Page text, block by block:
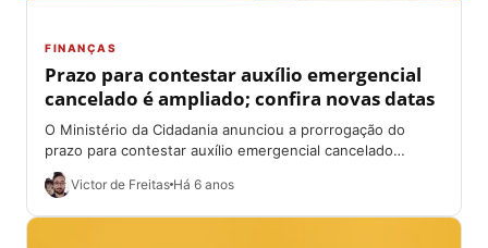
FINANÇAS
Prazo para contestar auxílio emergencial
cancelado é ampliado; confira novas datas
O Ministério da Cidadania anunciou a prorrogação do
prazo para contestar auxílio emergencial cancelado
durante o período de pagamento da extensão do...
Victor de Freitas Há 6 anos